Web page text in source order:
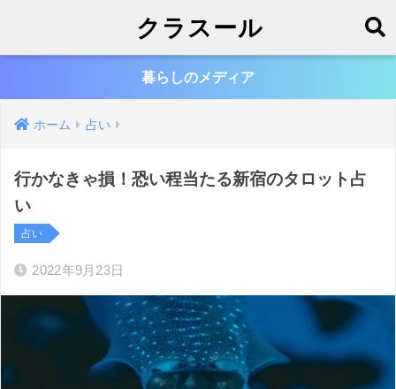
クラスール
暮らしのメディア
ホーム 占い
行かなきゃ損！恐い程当たる新宿のタロット占
い
占い
2022年9月23日